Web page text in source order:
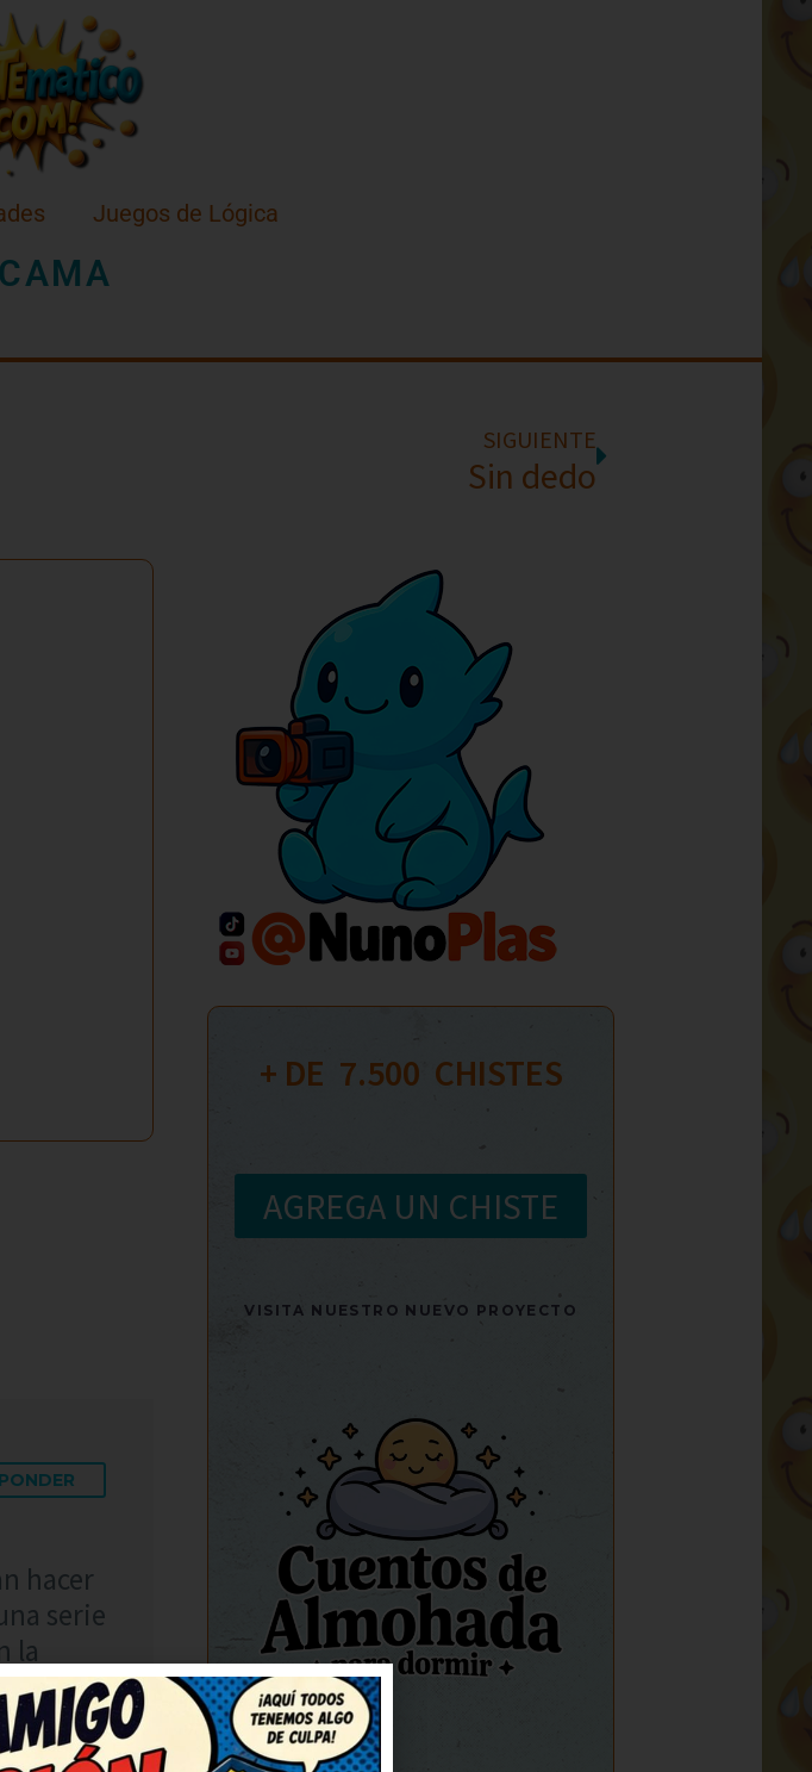
Juegos de Lógica
SIGUIENTE
Sin dedo
hacer
serie
la
+ DE 7.500
  CHISTES
AGREGA UN CHISTE
VISITA NUESTRO NUEVO PROYECTO